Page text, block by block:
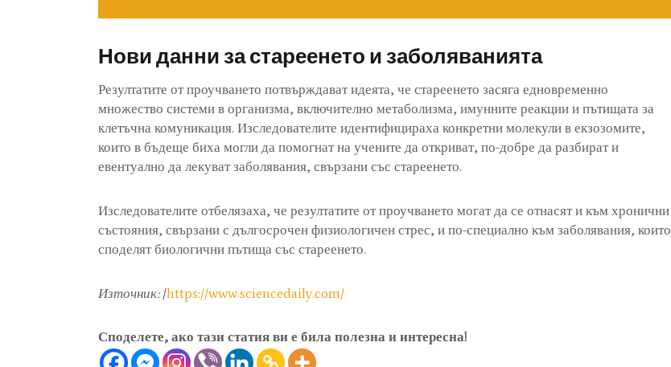
Нови данни за стареенето и заболяванията
Резултатите от проучването потвърждават идеята, че стареенето засяга едновременно
множество системи в организма, включително метаболизма, имунните реакции и пътищата за
клетъчна комуникация. Изследователите идентифицираха конкретни молекули в екзозомите,
които в бъдеще биха могли да помогнат на учените да откриват, по-добре да разбират и
евентуално да лекуват заболявания, свързани със стареенето.
Изследователите отбелязаха, че резултатите от проучването могат да се отнасят и към хронични
състояния, свързани с дългосрочен физиологичен стрес, и по-специално към заболявания, които
споделят биологични пътища със стареенето.
Източник:/https://www.sciencedaily.com/
Споделете, ако тази статия ви е била полезна и интересна!